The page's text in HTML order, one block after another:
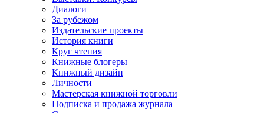
Диалоги
За рубежом
Издательские проекты
История книги
Круг чтения
Книжные блогеры
Книжный дизайн
Личности
Мастерская книжной торговли
Подписка и продажа журнала